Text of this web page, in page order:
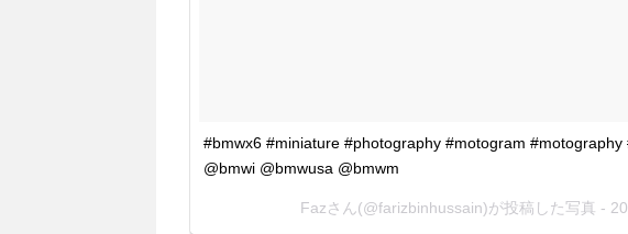
#bmwx6 #miniature #photography #motogram
@bmwi @bmwusa @bmwm
Fazさん(@farizbinhussain)が投稿した写真 -